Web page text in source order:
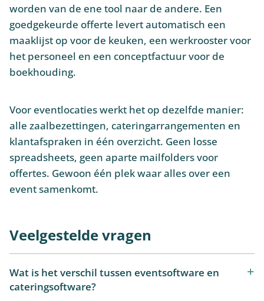
worden van de ene tool naar de andere. Een
goedgekeurde offerte levert automatisch een
maaklijst op voor de keuken, een werkrooster voor
het personeel en een conceptfactuur voor de
boekhouding.
Voor eventlocaties werkt het op dezelfde manier:
alle zaalbezettingen, cateringarrangementen en
klantafspraken in één overzicht. Geen losse
spreadsheets, geen aparte mailfolders voor
offertes. Gewoon één plek waar alles over een
event samenkomt.
Veelgestelde vragen
Wat is het verschil tussen eventsoftware en
cateringsoftware?